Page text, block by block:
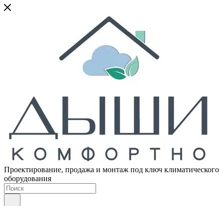
Проектирование, продажа и монтаж под ключ климатического
оборудования